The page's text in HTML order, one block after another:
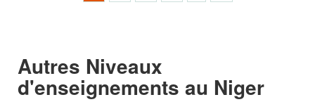
Autres Niveaux
d'enseignements au Niger